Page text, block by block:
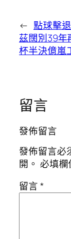
← 點球擊
茲闊別39年
杯半決億嵐
留言
發佈留言
發佈留言必
開。 必填欄
留言*